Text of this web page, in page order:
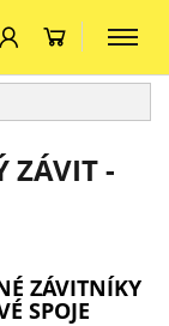
ZÁVIT -
ZÁVITNÍKY
SPOJE